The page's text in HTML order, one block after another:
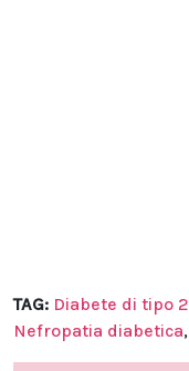
TAG: Diabete di tipo 2
Nefropatia diabetica,